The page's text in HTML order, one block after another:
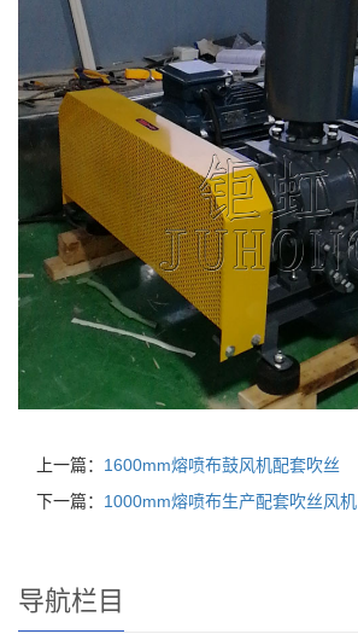
上一篇： 1600mm熔喷布鼓风机配套吹丝
下一篇： 1000mm熔喷布生产配套吹丝风机
导航栏目